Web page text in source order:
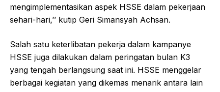
mengimplementasikan aspek HSSE dalam pekerjaan
sehari-hari,’’ kutip Geri Simansyah Achsan.
Salah satu keterlibatan pekerja dalam kampanye
HSSE juga dilakukan dalam peringatan bulan K3
yang tengah berlangsung saat ini. HSSE menggelar
berbagai kegiatan yang dikemas menarik antara lain